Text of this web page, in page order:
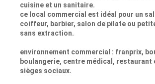
cuisine et un sanitaire.
ce local commercial est idéal pour un
coiffeur, barbier, salon de pilate ou
sans extraction.
environnement commercial : franprix,
boulangerie, centre médical, restaurant
sièges sociaux.